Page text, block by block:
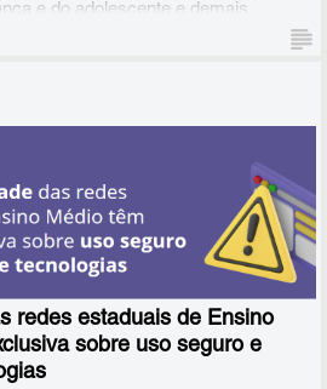
e do adolescente e demais
e os ajudarão a enfrentar os
redes estaduais de Ensino
sobre uso seguro e